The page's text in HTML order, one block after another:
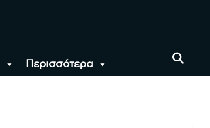
Περισσότερα